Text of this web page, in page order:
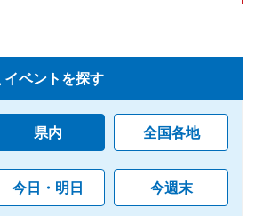
イベントを探す
県内 全国各地
今日・明日 今週末